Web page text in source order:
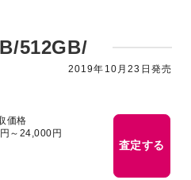
512GB/
2019年10月23日発売
価格
～24,000円
査定する